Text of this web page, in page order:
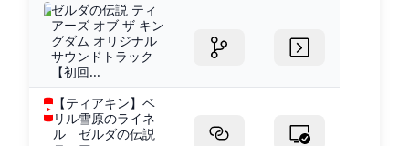
ゼルダの伝説 ティ
アーズ オブ ザ キン
グダム オリジナル
サウンドトラック
【初回...
【ティアキン】ベ
リル雪原のライネ
ル ゼルダの伝説